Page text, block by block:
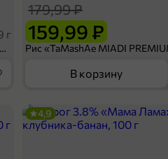
г
Печенье «Orion» Choco Boy Сафари кокос, 39 г
159,99 ₽
179,99 ₽
В корзину
4,9